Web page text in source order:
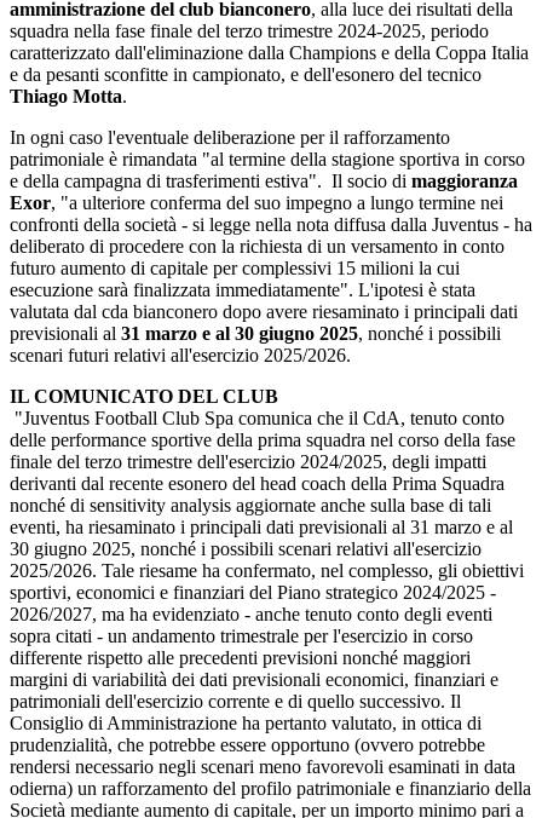
amministrazione del club bianconero, alla luce dei risultati della
squadra nella fase finale del terzo trimestre 2024-2025, periodo
caratterizzato dall'eliminazione dalla Champions e della Coppa Italia
e da pesanti sconfitte in campionato, e dell'esonero del tecnico
Thiago Motta.
In ogni caso l'eventuale deliberazione per il rafforzamento
patrimoniale è rimandata "al termine della stagione sportiva in corso
e della campagna di trasferimenti estiva". Il socio di maggioranza
Exor, "a ulteriore conferma del suo impegno a lungo termine nei
confronti della società - si legge nella nota diffusa dalla Juventus - ha
deliberato di procedere con la richiesta di un versamento in conto
futuro aumento di capitale per complessivi 15 milioni la cui
esecuzione sarà finalizzata immediatamente". L'ipotesi è stata
valutata dal cda bianconero dopo avere riesaminato i principali dati
previsionali al 31 marzo e al 30 giugno 2025, nonché i possibili
scenari futuri relativi all'esercizio 2025/2026.
IL COMUNICATO DEL CLUB
"Juventus Football Club Spa comunica che il CdA, tenuto conto
delle performance sportive della prima squadra nel corso della fase
finale del terzo trimestre dell'esercizio 2024/2025, degli impatti
derivanti dal recente esonero del head coach della Prima Squadra
nonché di sensitivity analysis aggiornate anche sulla base di tali
eventi, ha riesaminato i principali dati previsionali al 31 marzo e al
30 giugno 2025, nonché i possibili scenari relativi all'esercizio
2025/2026. Tale riesame ha confermato, nel complesso, gli obiettivi
sportivi, economici e finanziari del Piano strategico 2024/2025 -
2026/2027, ma ha evidenziato - anche tenuto conto degli eventi
sopra citati - un andamento trimestrale per l'esercizio in corso
differente rispetto alle precedenti previsioni nonché maggiori
margini di variabilità dei dati previsionali economici, finanziari e
patrimoniali dell'esercizio corrente e di quello successivo. Il
Consiglio di Amministrazione ha pertanto valutato, in ottica di
prudenzialità, che potrebbe essere opportuno (ovvero potrebbe
rendersi necessario negli scenari meno favorevoli esaminati in data
odierna) un rafforzamento del profilo patrimoniale e finanziario della
Società mediante aumento di capitale, per un importo minimo pari a